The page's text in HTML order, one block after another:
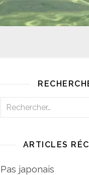
ARTICLES
Pas japonais